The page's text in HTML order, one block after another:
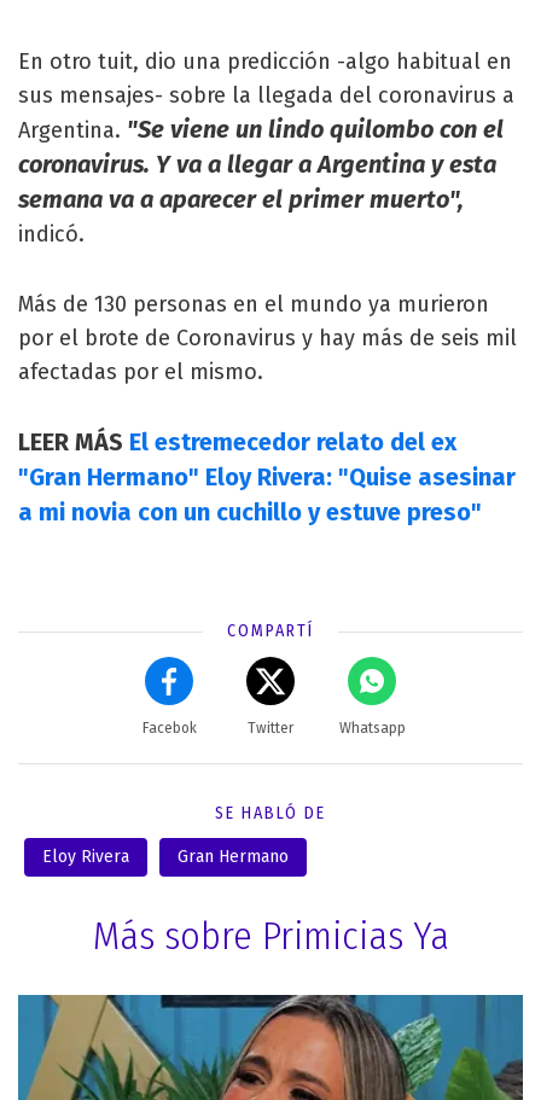
En otro tuit, dio una predicción -algo habitual en
sus mensajes- sobre la llegada del coronavirus a
Argentina. "Se viene un lindo quilombo con el
coronavirus. Y va a llegar a Argentina y esta
semana va a aparecer el primer muerto",
indicó.
Más de 130 personas en el mundo ya murieron
por el brote de Coronavirus y hay más de seis mil
afectadas por el mismo.
LEER MÁS El estremecedor relato del ex
"Gran Hermano" Eloy Rivera: "Quise asesinar
a mi novia con un cuchillo y estuve preso"
COMPARTÍ
Facebok Twitter Whatsapp
SE HABLÓ DE
Eloy Rivera Gran Hermano
Más sobre Primicias Ya